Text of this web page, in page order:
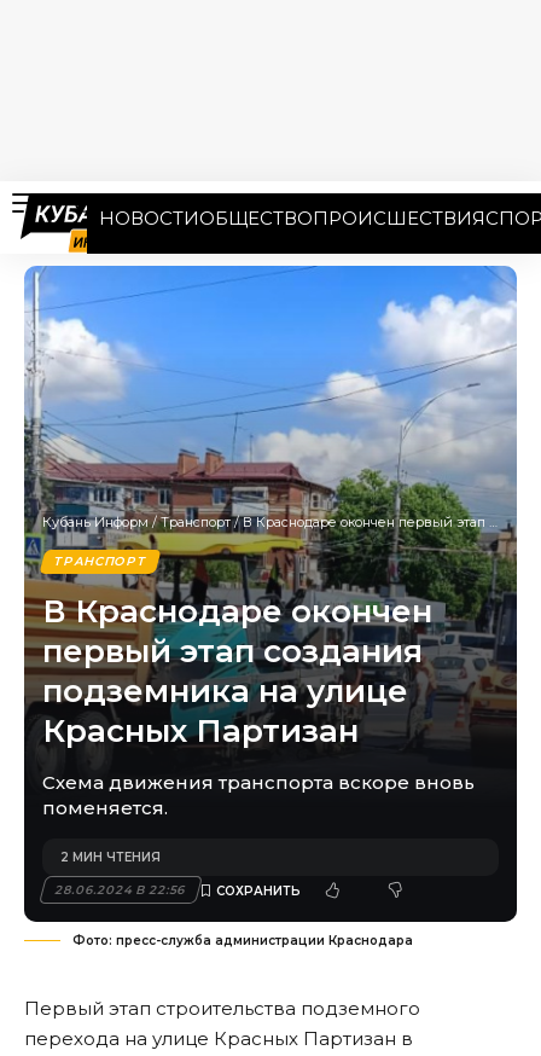
НОВОСТИОБЩЕСТВОПРОИСШЕСТВИЯ
Кубань Информ/Транспорт/В Краснодаре окончен первый этап создания подземника на улице Красных Партизан
ТРАНСПОРТ
В Краснодаре окончен
первый этап создания
подземника на улице
Красных Партизан
Схема движения транспорта вскоре вновь
поменяется.
28.06.2024 В 22:56
2 МИН ЧТЕНИЯ
Фото: пресс-служба администрации Краснодара
Первый этап строительства подземного
перехода на улице Красных Партизан в